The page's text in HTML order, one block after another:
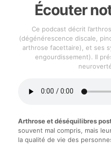
Écouter
Ce podcast décrit
(dégénérescence discale,
arthrose facettaire), et ses
engourdissement). Il
Arthrose et déséquilibres
souvent mal compris, mais
la qualité de vie des